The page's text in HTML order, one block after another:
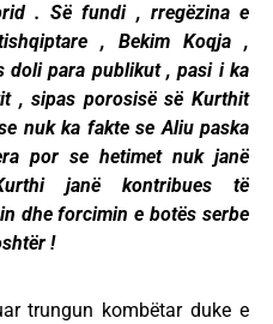
. Së fundi , rregëzina e
, Bekim Koqja ,
doli para publikut , pasi i ka
, sipas porosisë së Kurthit
nuk ka fakte se Aliu paska
por se hetimet nuk janë
janë kontribues të
dhe forcimin e botës serbe
!
trungun kombëtar duke e